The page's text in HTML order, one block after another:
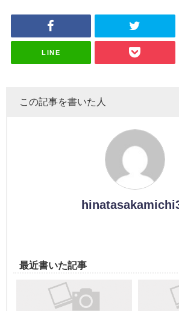
ざわつかせ
「ラヴィッ
スタジオ出
ざわつかせ
さん
ナン
LINE
この記事を書いた人
最近書いた記事